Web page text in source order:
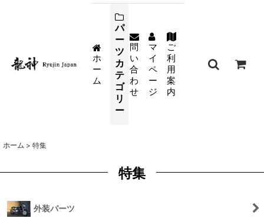
ホ
ー
ム
パ
ー
ツ
カ
テ
ゴ
リ
ー
問
い
合
わ
せ
マ
イ
ペ
ー
ジ
ご
利
用
案
内
ホーム > 特集
特集
外装パーツ